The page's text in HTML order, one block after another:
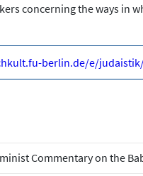
concerning the ways in
berlin.de/e/
Commentary on the